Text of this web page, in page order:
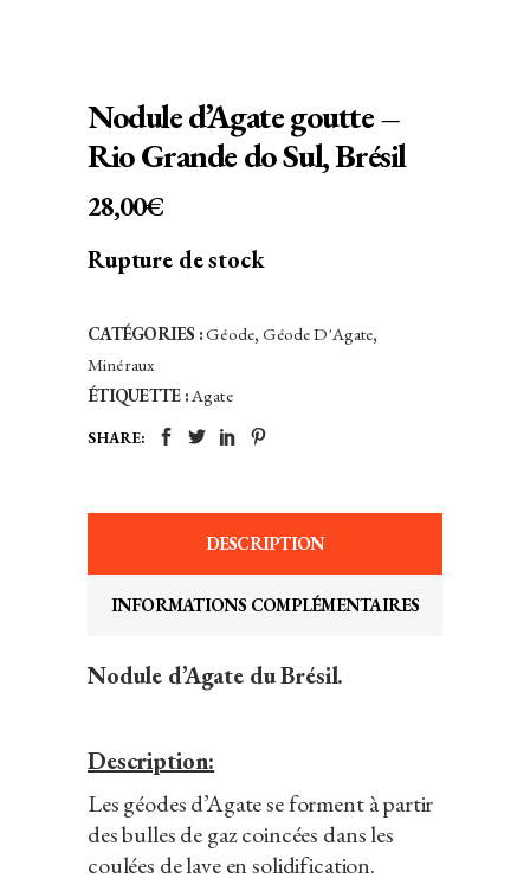
Nodule d’Agate goutte –
Rio Grande do Sul, Brésil
28,00€
Rupture de stock
CATÉGORIES :Géode, Géode D'Agate,
Minéraux
ÉTIQUETTE :Agate
SHARE:
DESCRIPTION
INFORMATIONS COMPLÉMENTAIRES
Nodule d’Agate du Brésil.
Description:
Les géodes d’Agate se forment à partir
des bulles de gaz coincées dans les
coulées de lave en solidification.